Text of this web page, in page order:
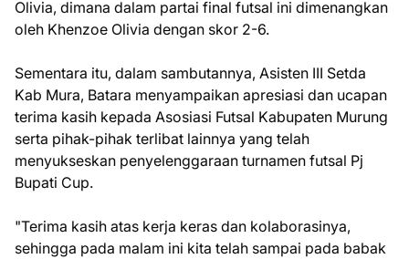
Olivia, dimana dalam partai final futsal ini dimenangkan
oleh Khenzoe Olivia dengan skor 2-6.
Sementara itu, dalam sambutannya, Asisten III Setda
Kab Mura, Batara menyampaikan apresiasi dan ucapan
terima kasih kepada Asosiasi Futsal Kabupaten Murung
serta pihak-pihak terlibat lainnya yang telah
menyukseskan penyelenggaraan turnamen futsal Pj
Bupati Cup.
"Terima kasih atas kerja keras dan kolaborasinya,
sehingga pada malam ini kita telah sampai pada babak